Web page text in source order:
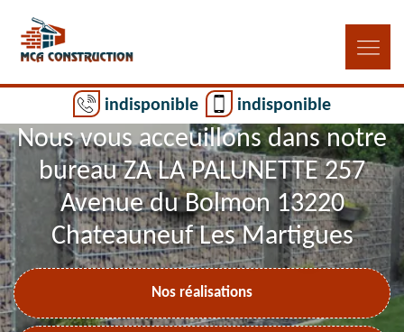
indisponible indisponible
Nous vous acceuillons dans notre
bureau ZA LA PALUNETTE 257
Avenue du Bolmon 13220
Chateauneuf Les Martigues
Nos réalisations